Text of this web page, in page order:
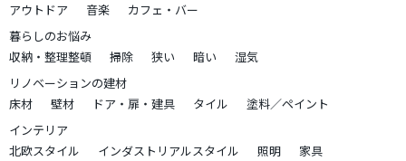
アウトドア
音楽
カフェ・バー
暮らしのお悩み
収納・整理整頓
掃除 狭い 暗い
湿気
リノベーションの建材
床材
壁材 ドア・扉・建具 タイル
塗料／ペイント
インテリア
北欧スタイル
インダストリアルスタイル 照明
家具